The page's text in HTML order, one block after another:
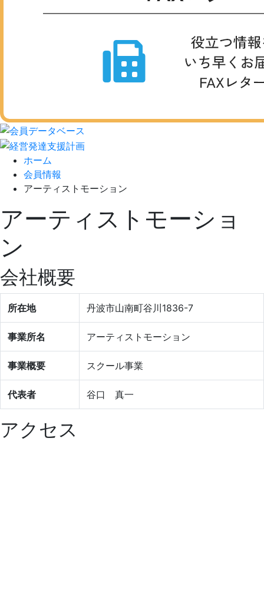
ホーム
会員情報
アーティストモーション
アーティストモーショ
ン
会社概要
所在地 丹波市山南町谷川1836-7
事業所名 アーティストモーション
事業概要 スクール事業
代表者 谷口 真一
アクセス